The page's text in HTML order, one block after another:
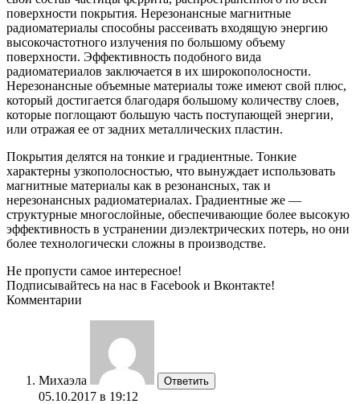
поверхности покрытия. Нерезонансные магнитные
радиоматериалы способны рассеивать входящую энергию
высокочастотного излучения по большому объему
поверхности. Эффективность подобного вида
радиоматериалов заключается в их широкополосности.
Нерезонансные объемные материалы тоже имеют свой плюс,
который достигается благодаря большому количеству слоев,
которые поглощают большую часть поступающей энергии,
или отражая ее от задних металлических пластин.
Покрытия делятся на тонкие и градиентные. Тонкие
характерны узкополосностью, что вынуждает использовать
магнитные материалы как в резонансных, так и
нерезонансных радиоматериалах. Градиентные же —
структурные многослойные, обеспечивающие более высокую
эффективность в устранении диэлектрических потерь, но они
более технологически сложны в производстве.
Не пропусти самое интересное!
Подписывайтесь на нас в Facebook и Вконтакте!
Комментарии
Михаэла Ответить
05.10.2017 в 19:12